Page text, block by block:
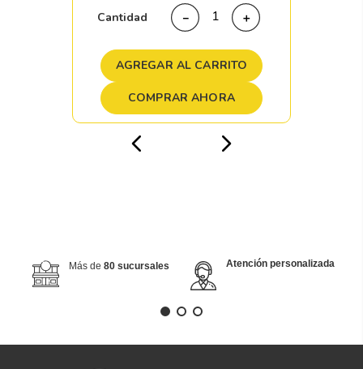
Cantidad ＋
－
AGREGAR AL CARRITO
COMPRAR AHORA
Más de 80 sucursales Atención personalizada